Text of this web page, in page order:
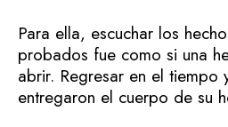
Para ella, escuchar los
probados fue como si una
abrir. Regresar en el
entregaron el cuerpo de su